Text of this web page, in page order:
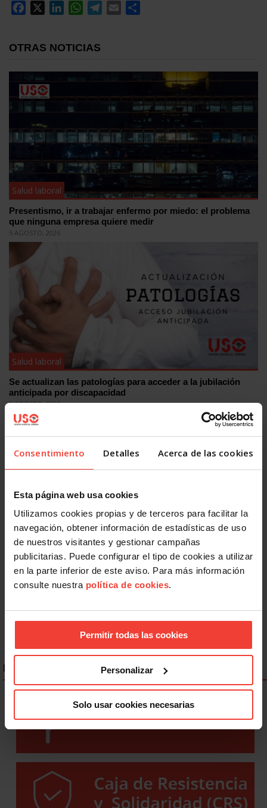
Consentimiento Detalles Acerca de las cookies
Esta página web usa cookies
Utilizamos cookies propias y de terceros para facilitar la
navegación, obtener información de estadísticas de uso
de nuestros visitantes y gestionar campañas
publicitarias. Puede configurar el tipo de cookies a utilizar
en la parte inferior de este aviso. Para más información
consulte nuestra política de cookies.
Permitir todas las cookies
Personalizar
Solo usar cookies necesarias
Facebook
LinkedInWhatsApp
Telegram
Email
OTRAS NOTICIAS
Salud laboral
Presentismo, ir a trabajar enfermo por miedo: el problema
que ninguna empresa quiere medir
5 AGOSTO, 2026
Salud laboral
Se actualizan las patologías para acceder a la jubilación
anticipada por discapacidad
3 AGOSTO, 2026
Salud laboral
Absentismo laboral: culpa al trabajador enfermo y esconde
fallos en PRL
30 JULIO, 2026
ENLACES DESTACADOS